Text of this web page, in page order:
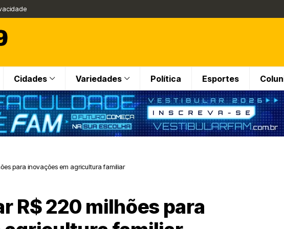
Cidades Variedades Política Esportes
para inovações em agricultura familiar
R$ 220 milhões para